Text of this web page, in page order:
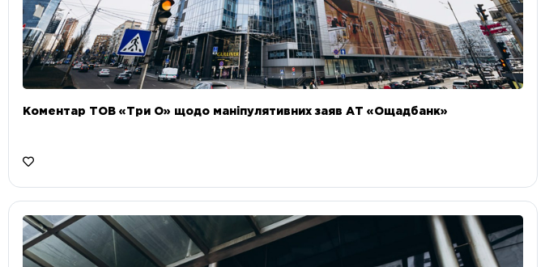
Коментар ТОВ «Три О» щодо маніпулятивних заяв АТ «Ощадбанк»